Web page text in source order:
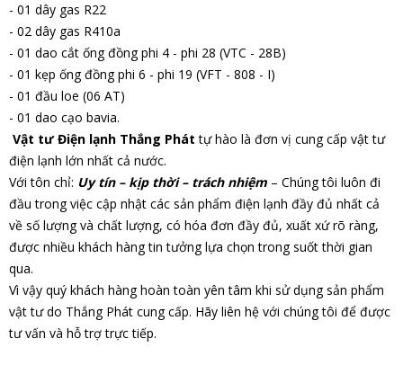
- 01 dây gas R22
- 02 dây gas R410a
- 01 dao cắt ống đồng phi 4 - phi 28 (VTC - 28B)
- 01 kẹp ống đồng phi 6 - phi 19 (VFT - 808 - I)
- 01 đầu loe (06 AT)
- 01 dao cạo bavia.
Vật tư Điện lạnh Thắng Phát tự hào là đơn vị cung cấp vật tư
điện lạnh lớn nhất cả nước.
Với tôn chỉ: Uy tín – kịp thời – trách nhiệm – Chúng tôi luôn đi
đầu trong việc cập nhật các sản phẩm điện lạnh đầy đủ nhất cả
về số lượng và chất lượng, có hóa đơn đầy đủ, xuất xứ rõ ràng,
được nhiều khách hàng tin tưởng lựa chọn trong suốt thời gian
qua.
Vì vậy quý khách hàng hoàn toàn yên tâm khi sử dụng sản phẩm
vật tư do Thắng Phát cung cấp. Hãy liên hệ với chúng tôi để được
tư vấn và hỗ trợ trực tiếp.